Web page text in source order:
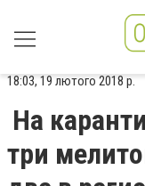
18:03, 19 лютого 2018 р.
На
три